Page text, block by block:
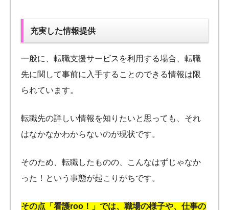
充実した情報提供
一般に、転職支援サービスを利用する場合、転職
先に関して事前に入手することのできる情報は限
られています。
転職先の詳しい情報を知りたいと思っても、それ
はなかなかわからないのが現状です。
そのため、転職したものの、こんなはずじゃなか
った！という事態が起こりがちです。
その点「看護roo！」では、職場の様子や、仕事の